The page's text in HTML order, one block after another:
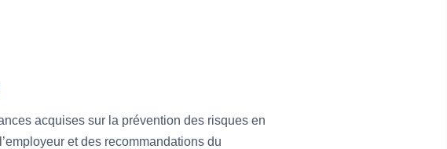
acquises sur la prévention des risques en
et des recommandations du